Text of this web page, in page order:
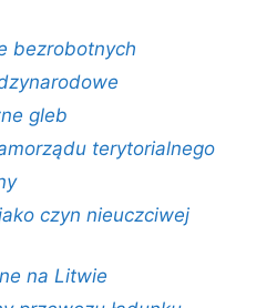
bezrobotnych
gleb
terytorialnego
czyn nieuczciwej
na Litwie